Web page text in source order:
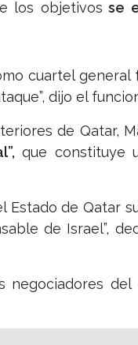
los objetivos se
cuartel general
dijo el
de Qatar,
que constituye
Estado de Qatar
de Israel”,
negociadores del